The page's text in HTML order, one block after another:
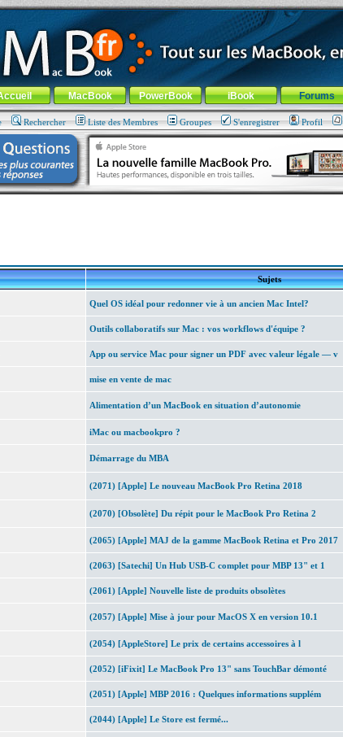
Apple... 100% nomade !
-Aller au menu général-Aller au menu de la rubrique
général MacBook PowerBook iBook Forums
Rechercher Liste des Membres Groupes S'enregistrer Profil
Sujets
Quel OS idéal pour redonner vie à un ancien Mac Intel?
Outils collaboratifs sur Mac : vos workflows d'équipe ?
App ou service Mac pour signer un PDF avec valeur légale — v
mise en vente de mac
Alimentation d’un MacBook en situation d’autonomie
iMac ou macbookpro ?
Démarrage du MBA
(2071) [Apple] Le nouveau MacBook Pro Retina 2018
(2070) [Obsolète] Du répit pour le MacBook Pro Retina 2
(2065) [Apple] MAJ de la gamme MacBook Retina et Pro 2017
(2063) [Satechi] Un Hub USB-C complet pour MBP 13" et 1
(2061) [Apple] Nouvelle liste de produits obsolètes
(2057) [Apple] Mise à jour pour MacOS X en version 10.1
(2054) [AppleStore] Le prix de certains accessoires à l
(2052) [iFixit] Le MacBook Pro 13" sans TouchBar démonté
(2051) [Apple] MBP 2016 : Quelques informations supplém
(2044) [Apple] Le Store est fermé...